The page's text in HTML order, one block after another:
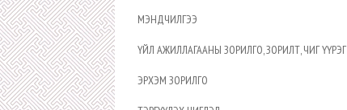
МЭНДЧИЛГЭЭ
ҮЙЛ АЖИЛЛАГААНЫ ЗОРИЛГО, ЗОРИЛТ, ЧИГ ҮҮРЭГ
ЭРХЭМ ЗОРИЛГО